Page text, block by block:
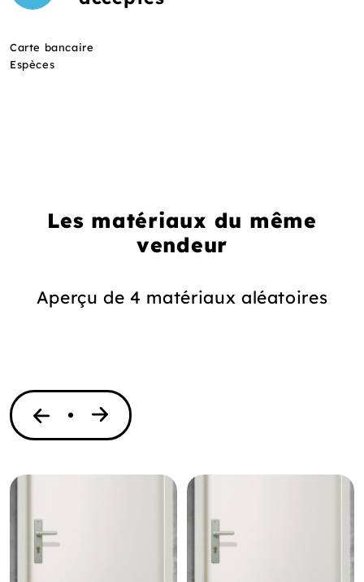
Carte bancaire
Espèces
Les matériaux du même
vendeur
Aperçu de 4 matériaux aléatoires